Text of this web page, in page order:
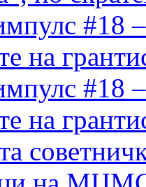
#18
на
#18
на